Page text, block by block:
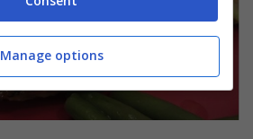
Manage options